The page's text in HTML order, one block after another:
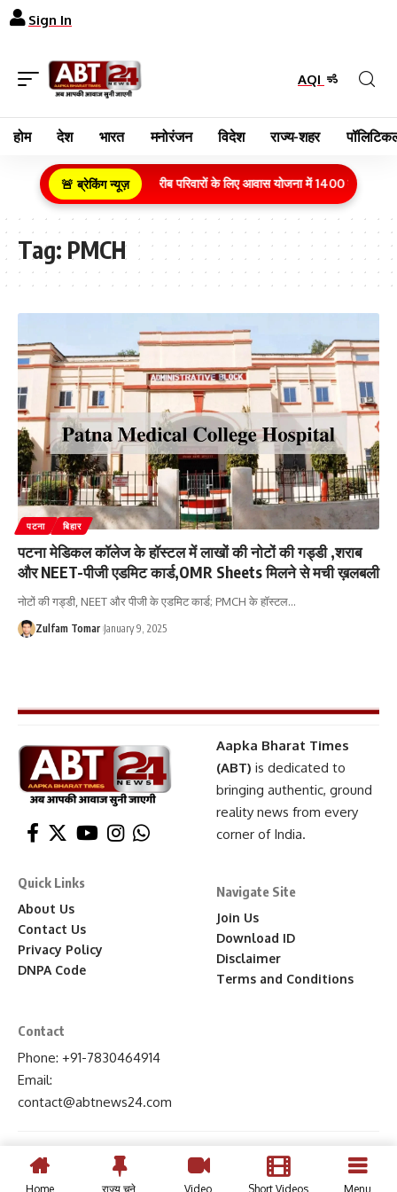
Sign In
AQI
होम देश भारत मनोरंजन विदेश राज्य-शहर
🚨 ब्रेकिंग न्यूज़
ग्रामीण क्षेत्र के गरीब परिवारों के लिए आवास योजना में 1400 करोड़ रुपये
Tag: PMCH
पटना बिहार
पटना मेडिकल कॉलेज के हॉस्टल में लाखों की नोटों की गड्डी ,शराब
और NEET-पीजी एडमिट कार्ड,OMR Sheets मिलने से मची ख़लबली
नोटों की गड्डी, NEET और पीजी के एडमिट कार्ड; PMCH के हॉस्टल…
Zulfam Tomar January 9, 2025
Aapka Bharat Times
(ABT) is dedicated to
bringing authentic, ground
reality news from every
corner of India.
Quick Links
About Us
Contact Us
Privacy Policy
DNPA Code
Navigate Site
Join Us
Download ID
Disclaimer
Terms and Conditions
Contact
Phone: +91-7830464914
Email:
contact@abtnews24.com
Home राज्य चुने Video Short Videos Menu